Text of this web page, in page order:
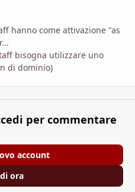
hanno come attivazione "as
bisogna utilizzare uno
di dominio)
per commentare
account
ora